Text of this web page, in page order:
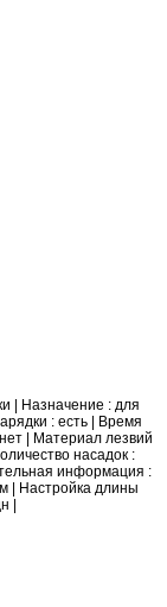
| Назначение : для
: есть | Время
| Материал лезвий
насадок :
информация :
| Настройка длины
|